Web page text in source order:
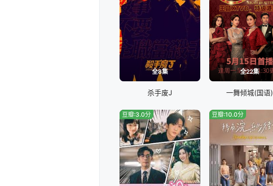
全8集
杀手废J
全22集
一舞倾城(国语)
豆瓣:3.0分 豆瓣:10.0分